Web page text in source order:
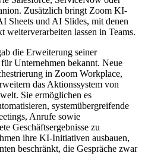
Zusätzlich bringt Zoom KI-
Sheets und AI Slides, mit denen
weiterverarbeiten lassen in Teams.
die Erweiterung seiner
Unternehmen bekannt. Neue
in Zoom Workplace,
das Aktionssystem von
Sie ermöglichen es
systemübergreifende
Anrufe sowie
Geschäftsergebnisse zu
ihre KI-Initiativen ausbauen,
beschränkt, die Gespräche zwar